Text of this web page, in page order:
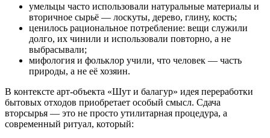
умельцы часто использовали натуральные материалы и
вторичное сырьё — лоскуты, дерево, глину, кость;
ценилось рациональное потребление: вещи служили
долго, их чинили и использовали повторно, а не
выбрасывали;
мифология и фольклор учили, что человек — часть
природы, а не её хозяин.
В контексте арт-объекта «Шут и балагур» идея переработки
бытовых отходов приобретает особый смысл. Сдача
вторсырья — это не просто утилитарная процедура, а
современный ритуал, который: